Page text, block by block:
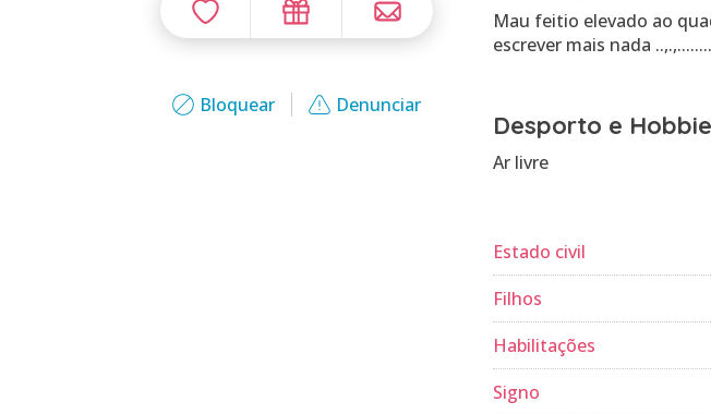
Bloquear Denunciar
Mau feitio elevado ao
escrever mais nada
Desporto e
Ar livre
Estado civil
Filhos
Habilitações
Signo